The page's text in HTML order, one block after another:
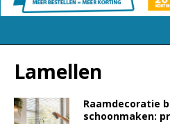
Lamellen
Raamdecoratie
schoonmaken: